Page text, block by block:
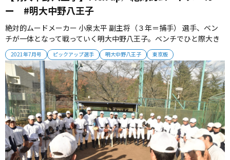
2021年7月号 ピックアップ選手 明大中野八王子 東京版
ー #明大中野八王子
絶対的ムードメーカー 小泉太平 副主将（３年＝捕手） 選手、ベン
チが一体となって戦っていく明大中野八王子。ベンチでひと際大き
い声を上げるのが小泉太平副主将（３年＝捕手）だ。２番手捕手と
してベンチに座ることが多いが、ゲームでの出番を待ちながら的確
なコーチングでチームを盛り上げる。「ベンチ一丸となって相手を
圧倒したい」（小...